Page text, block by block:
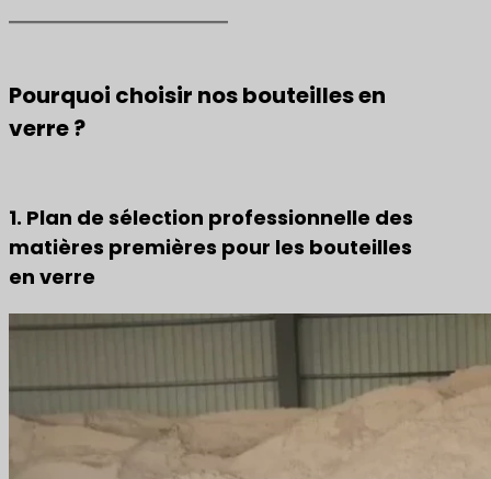
Pourquoi choisir nos bouteilles en
verre ?
1. Plan de sélection professionnelle des
matières premières pour les bouteilles
en verre